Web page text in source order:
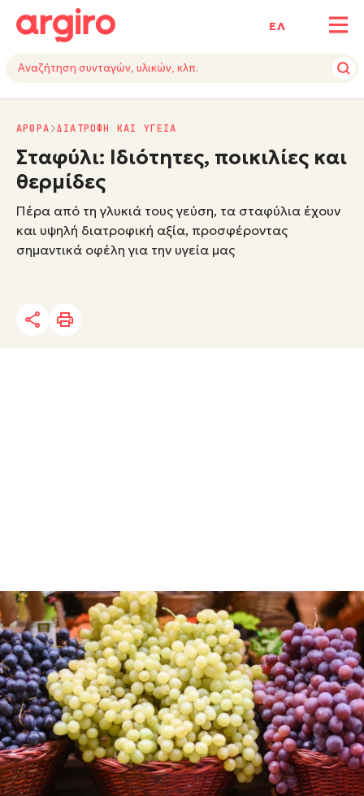
ΕΛ
ΑΡΘΡΑ ΔΙΑΤΡΟΦΗ ΚΑΙ ΥΓΕΙΑ
Σταφύλι: Ιδιότητες, ποικιλίες και
θερμίδες
Πέρα από τη γλυκιά τους γεύση, τα σταφύλια έχουν
και υψηλή διατροφική αξία, προσφέροντας
σημαντικά οφέλη για την υγεία μας
Είναι το αγαπημένο φρούτο των Ελλήνων από τα
αρχαία χρόνια. Σύμφωνα με τη μυθολογία ο θεός
Διόνυσος το έφερε από την Ασία και κατέκτησε
σπουδαία θέση στην ζωή της αρχαίας Ελλάδας, που
τόσο ο Διόνυσος όσο και οι περίφημες τελετές του
συνδέθηκαν αποκλειστικά με το σταφύλι και ένα
από τα προϊόντα του, το κρασί.
Τασταφύλια
με τις πολλές τους ποικιλίες, τα